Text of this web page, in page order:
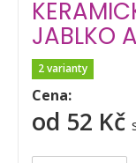
JABLKO
2 varianty
Cena:
od 52 Kč